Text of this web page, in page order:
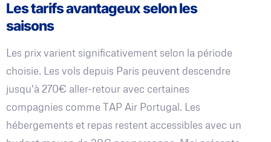
Les tarifs avantageux selon les
saisons
Les prix varient significativement selon la période
choisie. Les vols depuis Paris peuvent descendre
jusqu'à 270€ aller-retour avec certaines
compagnies comme TAP Air Portugal. Les
hébergements et repas restent accessibles avec un